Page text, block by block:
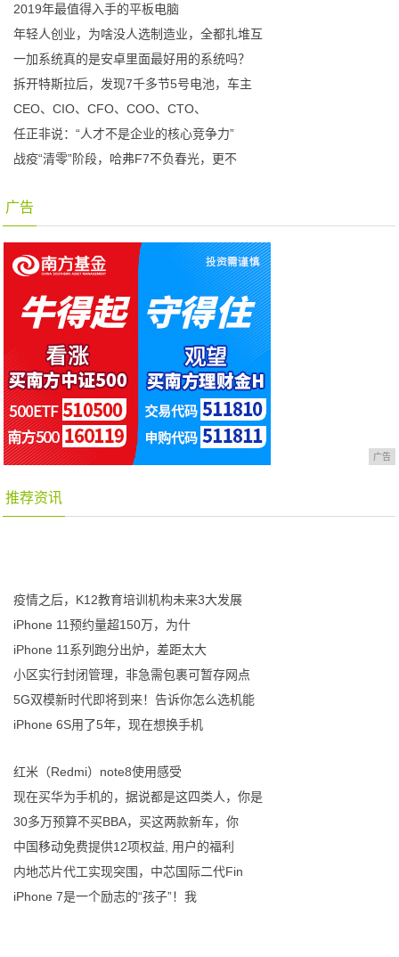
2019年最值得入手的平板电脑
年轻人创业，为啥没人选制造业，全都扎堆互
一加系统真的是安卓里面最好用的系统吗？
拆开特斯拉后，发现7千多节5号电池，车主
CEO、CIO、CFO、COO、CTO、
任正非说：“人才不是企业的核心竞争力”
战疫“清零”阶段，哈弗F7不负春光，更不
广告
广告
推荐资讯
疫情之后，K12教育培训机构未来3大发展
iPhone 11预约量超150万，为什
iPhone 11系列跑分出炉，差距太大
小区实行封闭管理，非急需包裹可暂存网点
5G双模新时代即将到来！告诉你怎么选机能
iPhone 6S用了5年，现在想换手机
红米（Redmi）note8使用感受
现在买华为手机的，据说都是这四类人，你是
30多万预算不买BBA，买这两款新车，你
中国移动免费提供12项权益, 用户的福利
内地芯片代工实现突围，中芯国际二代Fin
iPhone 7是一个励志的“孩子”！我